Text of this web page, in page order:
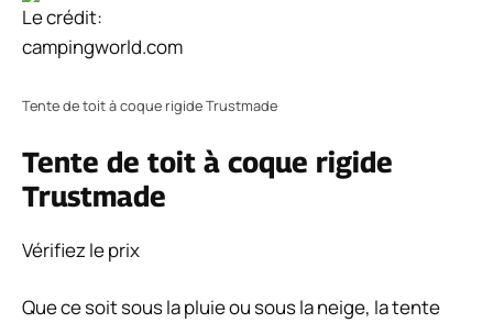
Le crédit:
campingworld.com
Tente de toit à coque rigide Trustmade
Tente de toit à coque rigide
Trustmade
Vérifiez le prix
Que ce soit sous la pluie ou sous la neige, la tente